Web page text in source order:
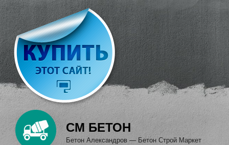
Перейти
к
содержимому
СМ БЕТОН
Бетон Александров — Бетон Строй Маркет